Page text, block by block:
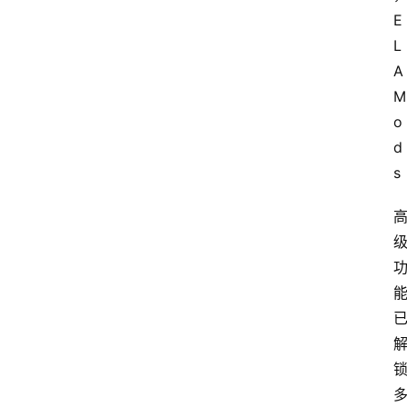
E
L
A
M
o
d
s
高
级
功
能
已
解
锁
多